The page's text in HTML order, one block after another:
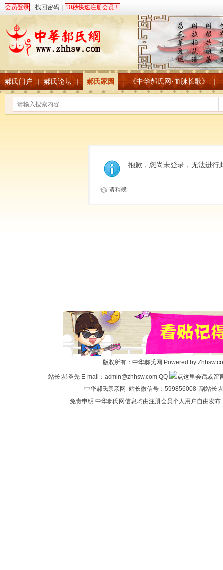
会员登录 找回密码 10秒快速注册会员！
郝氏门户 | 郝氏论坛 | 郝氏家园 《中华郝氏网·血脉长歌》
抱歉，您尚未登录，无法进行
请稍候...
版权所有： 中华郝氏网 Powered by
站长:郝圣先 E-mail：admin@zhhsw.com QQ
中华郝氏宗亲网 站长微信号：599856008 副站长:
免责申明:中华郝氏网信息均由注册会员个人用户自由发